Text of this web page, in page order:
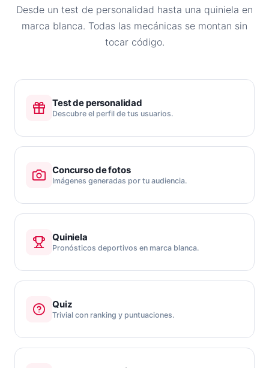
Desde un test de personalidad hasta una quiniela en
marca blanca. Todas las mecánicas se montan sin
tocar código.
Test de personalidad
Descubre el perfil de tus usuarios.
Concurso de fotos
Imágenes generadas por tu audiencia.
Quiniela
Pronósticos deportivos en marca blanca.
Quiz
Trivial con ranking y puntuaciones.